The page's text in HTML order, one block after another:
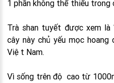
1 phần không thể thiếu trong
Trà shan tuyết được xem
cây này chủ yếu mọc
Việt Nam.
Vì sống trên độ cao từ